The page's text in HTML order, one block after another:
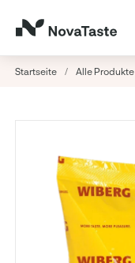
Startseite / Alle Produkte